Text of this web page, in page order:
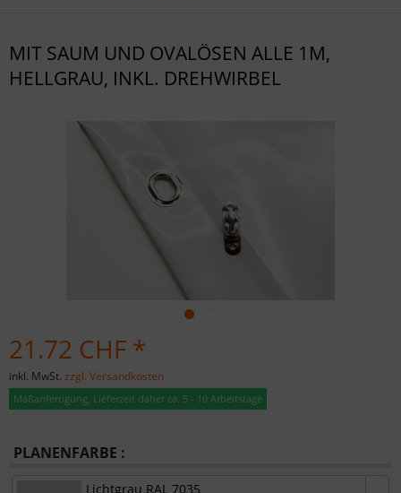
MIT SAUM UND OVALÖSEN ALLE 1M,
HELLGRAU, INKL. DREHWIRBEL
21.72 CHF *
inkl. MwSt. zzgl. Versandkosten
Maßanfertigung, Lieferzeit daher ca. 5 - 10 Arbeitstage
PLANENFARBE :
Lichtgrau RAL 7035